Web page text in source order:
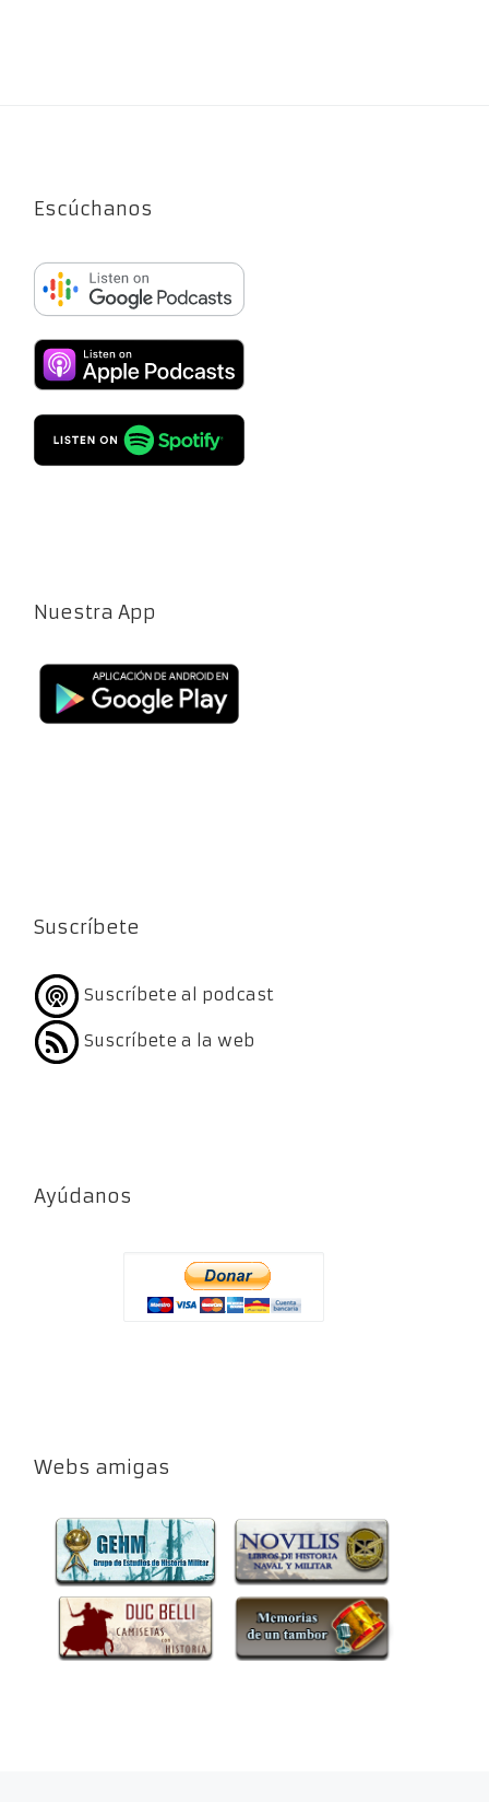
Escúchanos
Nuestra App
Suscríbete
Suscríbete al podcast
Suscríbete a la web
Ayúdanos
Webs amigas